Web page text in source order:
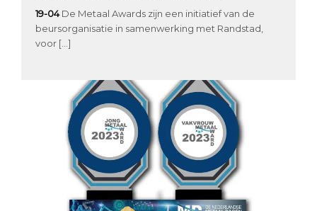
19-04 De Metaal Awards zijn een initiatief van de
beursorganisatie in samenwerking met Randstad,
voor […]